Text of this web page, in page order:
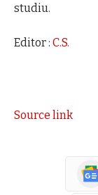
studiu.
Editor : C.S.
Source link